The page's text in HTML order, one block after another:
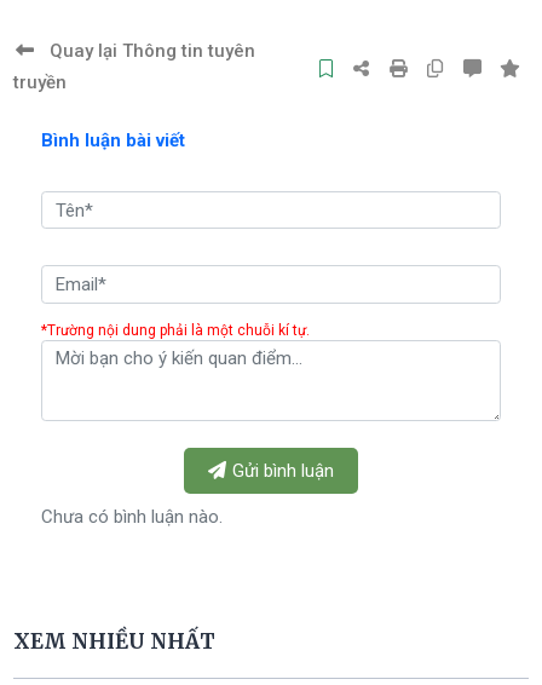
Quay lại Thông tin tuyên
truyền
Bình luận bài viết
*Trường nội dung phải là một chuỗi kí tự.
Gửi bình luận
Chưa có bình luận nào.
XEM NHIỀU NHẤT